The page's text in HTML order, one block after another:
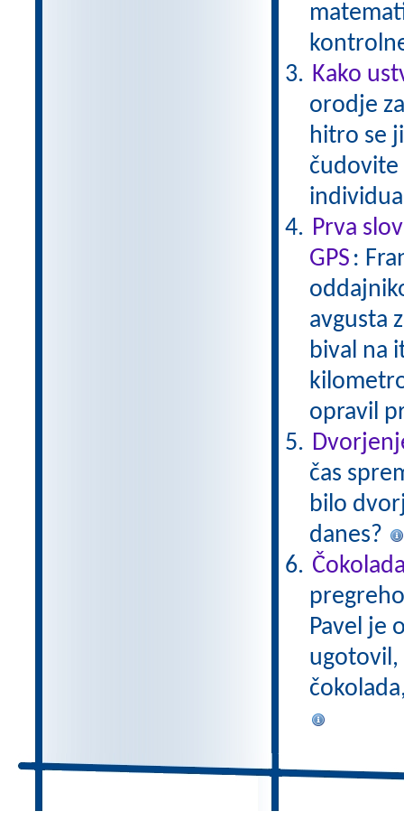
Kako
orodje
hitro se
čudovite
Prva
GPS :
avgusta
bival na
opravil
čas
bilo
danes?
Pavel je
ugotovil,